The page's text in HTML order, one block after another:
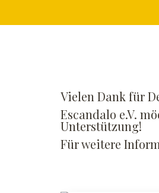
Vielen Dank für
Escandalo e.V.
Unterstützung!
Für weitere